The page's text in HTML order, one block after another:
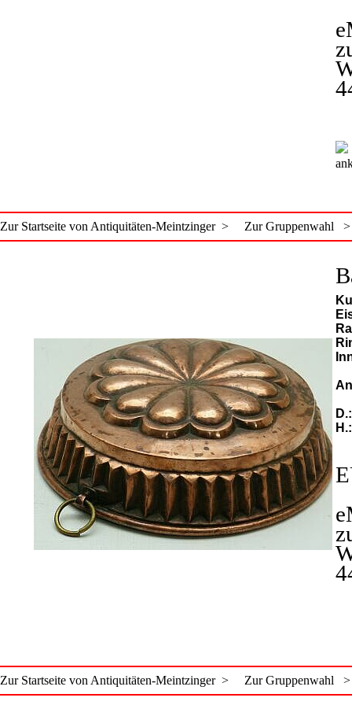
Zur Startseite von Antiquitäten-Meintzinger > Zur Gruppenwahl >
Zur Startseite von Antiquitäten-Meintzinger > Zur Gruppenwahl >